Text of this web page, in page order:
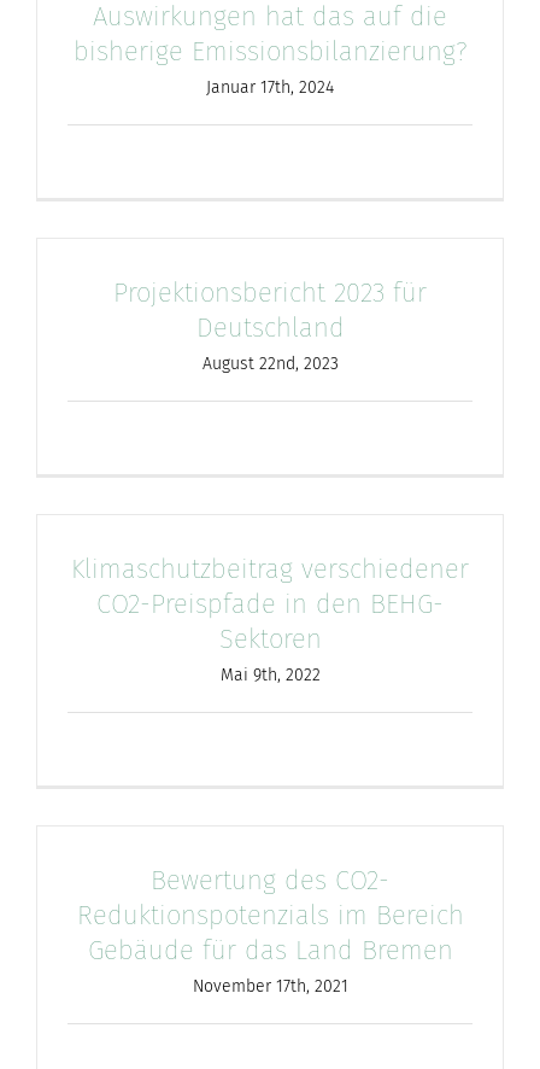
nach:
Auswirkungen hat das auf die
bisherige Emissionsbilanzierung?
Januar 17th, 2024
Projektionsbericht 2023 für
Deutschland
August 22nd, 2023
Klimaschutzbeitrag verschiedener
CO2-Preispfade in den BEHG-
Sektoren
Mai 9th, 2022
Bewertung des CO2-
Reduktionspotenzials im Bereich
Gebäude für das Land Bremen
November 17th, 2021